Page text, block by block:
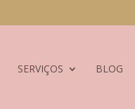
SERVIÇOS BLOG